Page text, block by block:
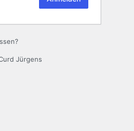
Jürgens